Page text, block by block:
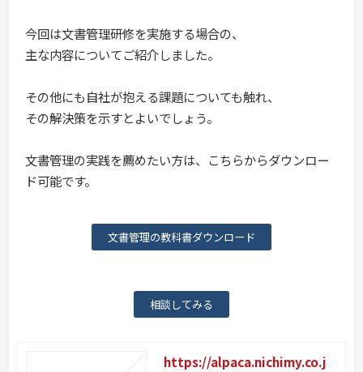
今回は文書管理研修を実施する場合の、
主な内容についてご紹介しました。
その他にも自社が抱える課題についても触れ、
その解決策を示すとよいでしょう。
文書管理の実践を薦めたい方は、こちらからダウンロー
ド可能です。
文書管理の教科書ダウンロード
相談してみる
https://alpaca.nichimy.co.j